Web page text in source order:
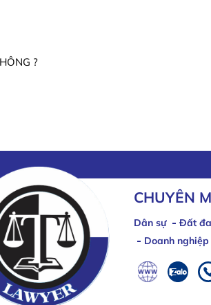
?
CHUYÊN
Dân sự Đất
Doanh nghiệp